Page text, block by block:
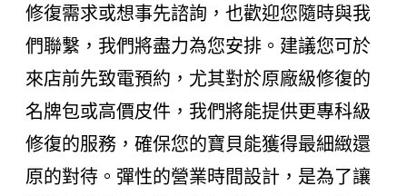
修復需求或想事先諮詢，也歡迎您隨時與我
們聯繫，我們將盡力為您安排。建議您可於
來店前先致電預約，尤其對於原廠級修復的
名牌包或高價皮件，我們將能提供更專科級
修復的服務，確保您的寶貝能獲得最細緻還
原的對待。彈性的營業時間設計，是為了讓